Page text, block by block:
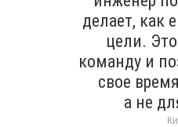
делает, как
цели.
команду и
свое
а не